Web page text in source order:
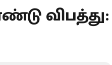
விபத்து: